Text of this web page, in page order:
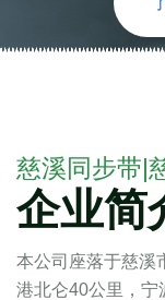
慈溪同步带|
企业简
本公司座落于慈溪
港北仑40公里，宁